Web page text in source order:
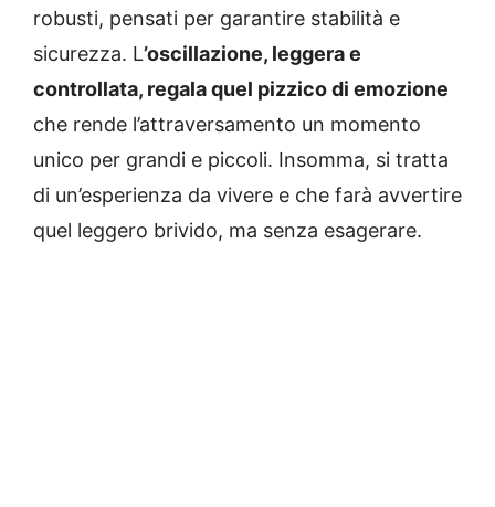
robusti, pensati per garantire stabilità e
sicurezza. L’oscillazione, leggera e
controllata, regala quel pizzico di emozione
che rende l’attraversamento un momento
unico per grandi e piccoli. Insomma, si tratta
di un’esperienza da vivere e che farà avvertire
quel leggero brivido, ma senza esagerare.